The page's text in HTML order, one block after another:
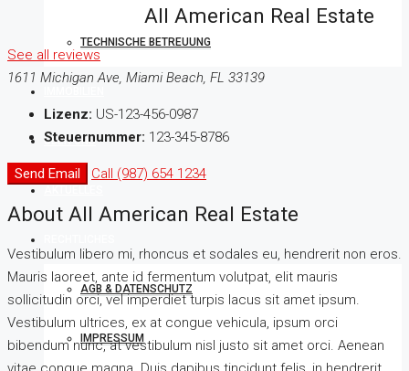
TECHNISCHE BETREUUNG
ÜBER UNS
AGB & DATENSCHUTZ
IMPRESSUM
All American Real Estate
See all reviews
1611 Michigan Ave, Miami Beach, FL 33139
Lizenz: US-123-456-0987
Steuernummer: 123-345-8786
Send Email Call (987) 654 1234
About All American Real Estate
Vestibulum libero mi, rhoncus et sodales eu, hendrerit non eros.
Mauris laoreet, ante id fermentum volutpat, elit mauris
sollicitudin orci, vel imperdiet turpis lacus sit amet ipsum.
Vestibulum ultrices, ex at congue vehicula, ipsum orci
bibendum nunc, at vestibulum nisl justo sit amet orci. Aenean